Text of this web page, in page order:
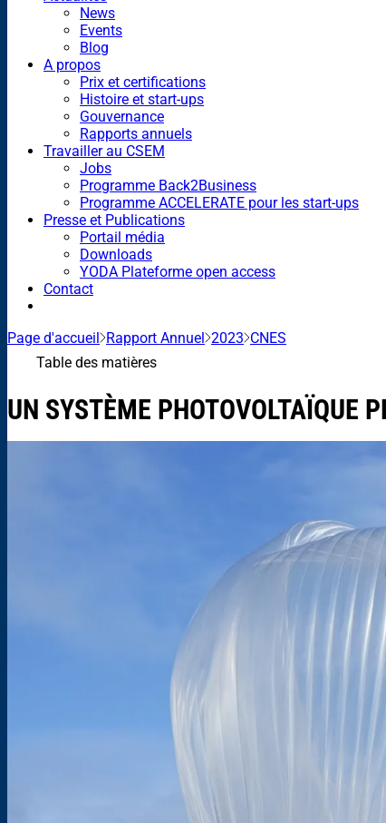
News
Events
Blog
A propos
Prix et certifications
Histoire et start-ups
Gouvernance
Rapports annuels
Travailler au CSEM
Jobs
Programme Back2Business
Programme ACCELERATE pour les start-ups
Presse et Publications
Portail média
Downloads
YODA Plateforme open access
Contact
Page d'accueil Rapport Annuel 2023 CNES
Table des matières
UN SYSTÈME PHOTOVOLTAÏQUE